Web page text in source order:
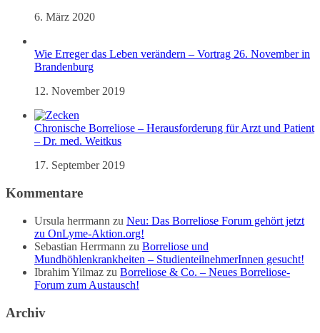
6. März 2020
Wie Erreger das Leben verändern – Vortrag 26. November in
Brandenburg
12. November 2019
Chronische Borreliose – Herausforderung für Arzt und Patient
– Dr. med. Weitkus
17. September 2019
Kommentare
Ursula herrmann zu Neu: Das Borreliose Forum gehört jetzt
zu OnLyme-Aktion.org!
Sebastian Herrmann zu Borreliose und
Mundhöhlenkrankheiten – StudienteilnehmerInnen gesucht!
Ibrahim Yilmaz zu Borreliose & Co. – Neues Borreliose-
Forum zum Austausch!
Archiv